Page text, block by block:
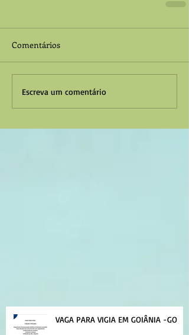
Comentários
Escreva um comentário
VAGA PARA VIGIA EM GOIÂNIA -GO